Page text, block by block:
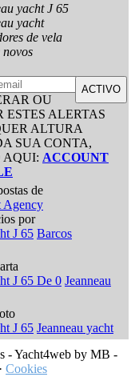
yacht J 65
yacht
de vela
novos
ACTIVO
OU
ESTES ALERTAS
ALTURA
SUA CONTA,
AQUI: ACCOUNT
de
Agency
por
J 65 Barcos
J 65 De 0 Jeanneau
J 65 Jeanneau yacht
-Yacht4web by MB -
· Cookies